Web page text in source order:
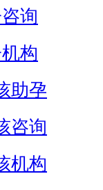
询
构
助孕
咨询
机构